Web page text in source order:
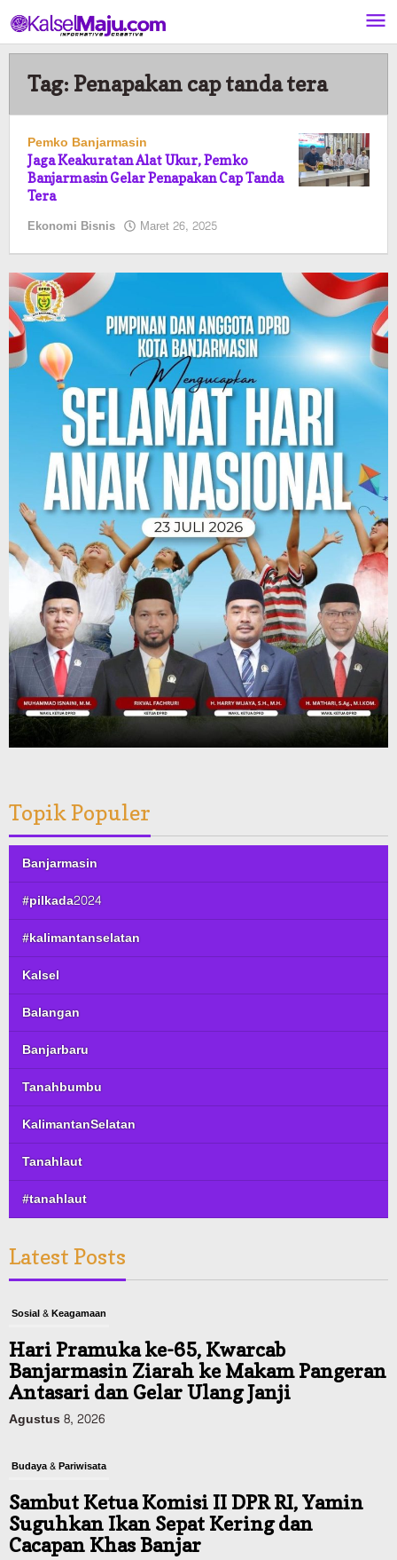
ke
konten
Tag: Penapakan cap tanda tera
Pemko Banjarmasin
Jaga Keakuratan Alat Ukur, Pemko
Banjarmasin Gelar Penapakan Cap Tanda
Tera
Ekonomi Bisnis Maret 26, 2025
Topik Populer
Banjarmasin
#pilkada2024
#kalimantanselatan
Kalsel
Balangan
Banjarbaru
Tanahbumbu
KalimantanSelatan
Tanahlaut
#tanahlaut
Latest Posts
Sosial & Keagamaan
Hari Pramuka ke-65, Kwarcab
Banjarmasin Ziarah ke Makam Pangeran
Antasari dan Gelar Ulang Janji
Agustus 8, 2026
Budaya & Pariwisata
Sambut Ketua Komisi II DPR RI, Yamin
Suguhkan Ikan Sepat Kering dan
Cacapan Khas Banjar